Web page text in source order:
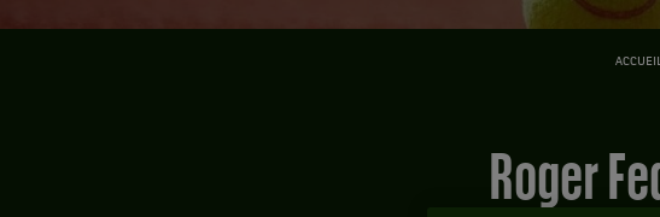
Roger